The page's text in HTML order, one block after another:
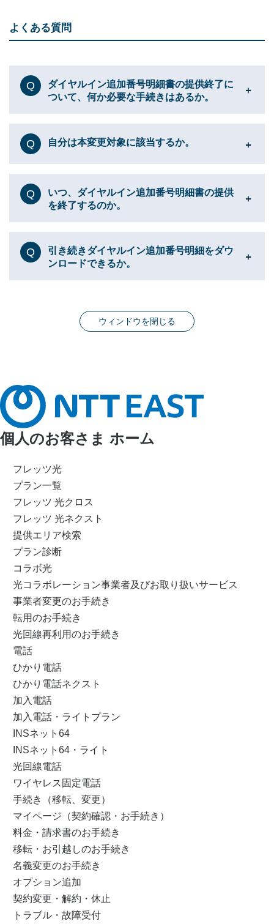
よくある質問
Q
ダイヤルイン追加番号明細書の提供終了に
ついて、何か必要な手続きはあるか。
Q 自分は本変更対象に該当するか。
Q
いつ、ダイヤルイン追加番号明細書の提供
を終了するのか。
Q
引き続きダイヤルイン追加番号明細をダウ
ンロードできるか。
ウィンドウを閉じる
個人のお客さま ホーム
フレッツ光
プラン一覧
フレッツ 光クロス
フレッツ 光ネクスト
提供エリア検索
プラン診断
コラボ光
光コラボレーション事業者及びお取り扱いサービス
事業者変更のお手続き
転用のお手続き
光回線再利用のお手続き
電話
ひかり電話
ひかり電話ネクスト
加入電話
加入電話・ライトプラン
INSネット64
INSネット64・ライト
光回線電話
ワイヤレス固定電話
手続き（移転、変更）
マイページ（契約確認・お手続き）
料金・請求書のお手続き
移転・お引越しのお手続き
名義変更のお手続き
オプション追加
契約変更・解約・休止
トラブル・故障受付